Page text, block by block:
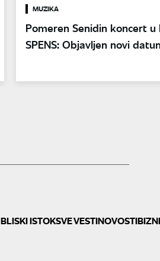
MUZIKA
Pomeren Senidin koncert u
SPENS: Objavljen novi
BLISKI ISTOKSVE VESTINOVOSTI